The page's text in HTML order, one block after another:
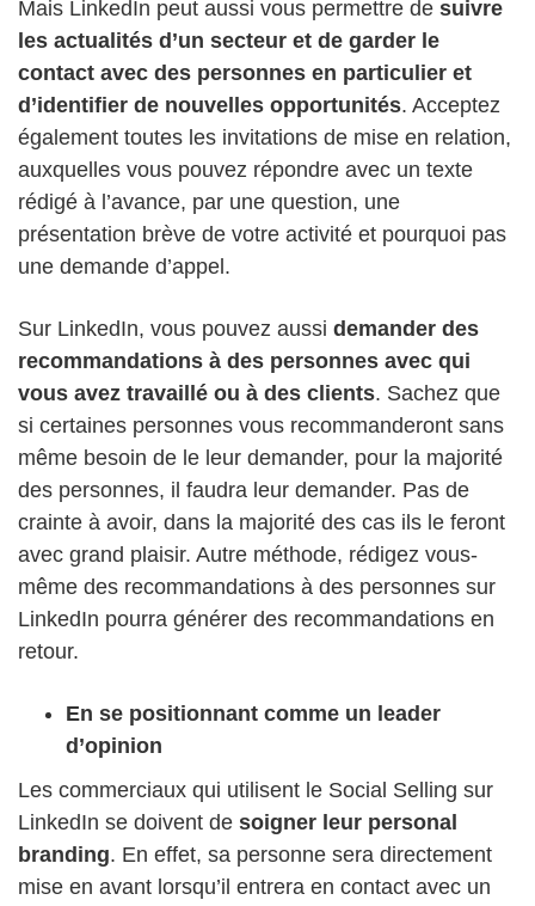
Mais LinkedIn peut aussi vous permettre de suivre
les actualités d’un secteur et de garder le
contact avec des personnes en particulier et
d’identifier de nouvelles opportunités. Acceptez
également toutes les invitations de mise en relation,
auxquelles vous pouvez répondre avec un texte
rédigé à l’avance, par une question, une
présentation brève de votre activité et pourquoi pas
une demande d’appel.
Sur LinkedIn, vous pouvez aussi demander des
recommandations à des personnes avec qui
vous avez travaillé ou à des clients. Sachez que
si certaines personnes vous recommanderont sans
même besoin de le leur demander, pour la majorité
des personnes, il faudra leur demander. Pas de
crainte à avoir, dans la majorité des cas ils le feront
avec grand plaisir. Autre méthode, rédigez vous-
même des recommandations à des personnes sur
LinkedIn pourra générer des recommandations en
retour.
En se positionnant comme un leader
d’opinion
Les commerciaux qui utilisent le Social Selling sur
LinkedIn se doivent de soigner leur personal
branding. En effet, sa personne sera directement
mise en avant lorsqu’il entrera en contact avec un